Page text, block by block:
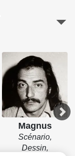
Magnus
Scénario,
Dessin,